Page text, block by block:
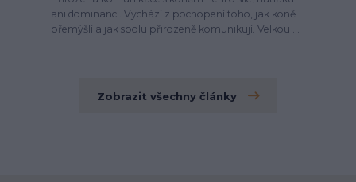
ani dominanci. Vychází z pochopení toho, jak koně
přemýšlí a jak spolu přirozeně komunikují. Velkou ...
Zobrazit všechny články